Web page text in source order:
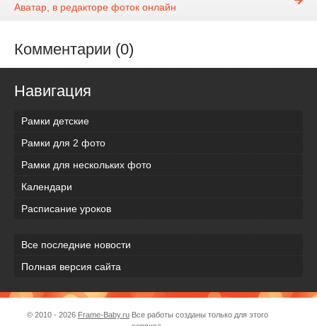
Аватар, в редакторе фоток онлайн
Комментарии (0)
Навигация
Рамки детские
Рамки для 2 фото
Рамки для нескольких фото
Календари
Расписание уроков
Все последние новости
Полная версия сайта
© 2010 - 2026 Frame-Baby.ru Все работы созданы только для этого